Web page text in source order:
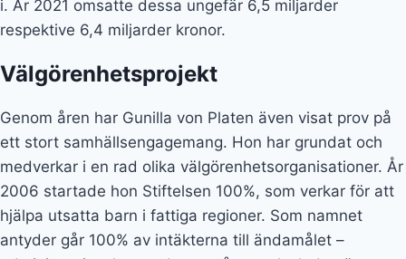
för. Projekten har bland annat bestått i att bygga ett
barnhem i Damaskus, Syrien.
Andra välgörenhetsprojekt är För vårt Sverige, som
med stöd av Christina Stenbeck, där målet är att hjälpa
ensamstående mammor och utsatta ungdomar samt
stötta kampen mot diabetes. Hon är också
ambassadör för hjälporganisationen Hand in Hand.
Investerar i unga och lovande